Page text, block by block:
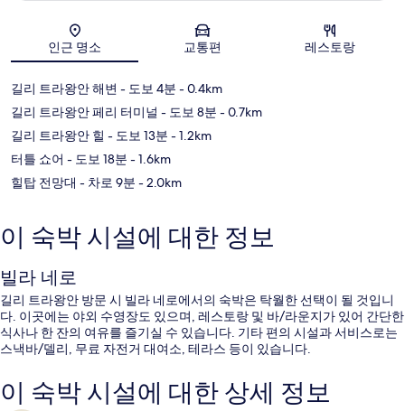
지도
인근 명소 교통편 레스토랑
길리 트라왕안 해변 - 도보 4분 - 0.4km
길리 트라왕안 페리 터미널 - 도보 8분 - 0.7km
길리 트라왕안 힐 - 도보 13분 - 1.2km
터틀 쇼어 - 도보 18분 - 1.6km
힐탑 전망대 - 차로 9분 - 2.0km
이 숙박 시설에 대한 정보
빌라 네로
길리 트라왕안 방문 시 빌라 네로에서의 숙박은 탁월한 선택이 될 것입니
다. 이곳에는 야외 수영장도 있으며, 레스토랑 및 바/라운지가 있어 간단한
식사나 한 잔의 여유를 즐기실 수 있습니다. 기타 편의 시설과 서비스로는
스낵바/델리, 무료 자전거 대여소, 테라스 등이 있습니다.
이 숙박 시설에 대한 상세 정보